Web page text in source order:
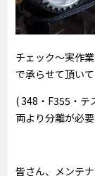
チェック～実作
で承らせて頂いて
( 348・F355・テ
両より分離が必
皆さん、メンテ